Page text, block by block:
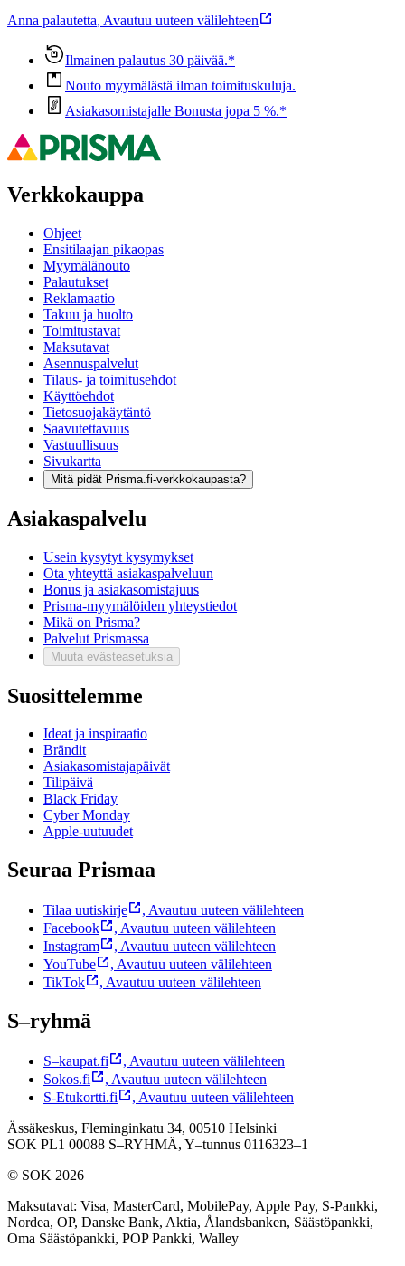
Anna palautetta, Avautuu uuteen välilehteen
Ilmainen palautus 30 päivää.*
Nouto myymälästä ilman toimituskuluja.
Asiakasomistajalle Bonusta jopa 5 %.*
Verkkokauppa
Ohjeet
Ensitilaajan pikaopas
Myymälänouto
Palautukset
Reklamaatio
Takuu ja huolto
Toimitustavat
Maksutavat
Asennuspalvelut
Tilaus- ja toimitusehdot
Käyttöehdot
Tietosuojakäytäntö
Saavutettavuus
Vastuullisuus
Sivukartta
Mitä pidät Prisma.fi-verkkokaupasta?
Asiakaspalvelu
Usein kysytyt kysymykset
Ota yhteyttä asiakaspalveluun
Bonus ja asiakasomistajuus
Prisma-myymälöiden yhteystiedot
Mikä on Prisma?
Palvelut Prismassa
Muuta evästeasetuksia
Suosittelemme
Ideat ja inspiraatio
Brändit
Asiakasomistajapäivät
Tilipäivä
Black Friday
Cyber Monday
Apple-uutuudet
Seuraa Prismaa
Tilaa uutiskirje , Avautuu uuteen välilehteen
Facebook
, Avautuu uuteen välilehteen
Instagram
, Avautuu uuteen välilehteen
YouTube
, Avautuu uuteen välilehteen
TikTok
, Avautuu uuteen välilehteen
S–ryhmä
S–kaupat.fi , Avautuu uuteen välilehteen
Sokos.fi
, Avautuu uuteen välilehteen
S-Etukortti.fi
, Avautuu uuteen välilehteen
Ässäkeskus, Fleminginkatu 34, 00510 Helsinki
SOK PL1 00088 S–RYHMÄ, Y–tunnus 0116323–1
© SOK 2026
Maksutavat: Visa, MasterCard, MobilePay, Apple Pay, S-Pankki,
Nordea, OP, Danske Bank, Aktia, Ålandsbanken, Säästöpankki,
Oma Säästöpankki, POP Pankki, Walley